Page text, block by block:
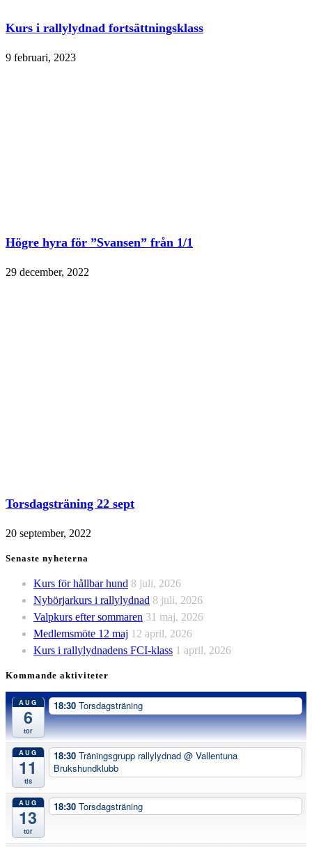
Kurs i rallylydnad fortsättningsklass
9 februari, 2023
Högre hyra för ”Svansen” från 1/1
29 december, 2022
Torsdagsträning 22 sept
20 september, 2022
Senaste nyheterna
Kurs för hållbar hund 8 juli, 2026
Nybörjarkurs i rallylydnad 8 juli, 2026
Valpkurs efter sommaren 31 maj, 2026
Medlemsmöte 12 maj 12 april, 2026
Kurs i rallylydnadens FCI-klass 1 april, 2026
Kommande aktiviteter
AUG
6
tor
18:30 Torsdagsträning
AUG
11
tis
18:30 Träningsgrupp rallylydnad @ Vallentuna
Brukshundklubb
AUG
13
tor
18:30 Torsdagsträning